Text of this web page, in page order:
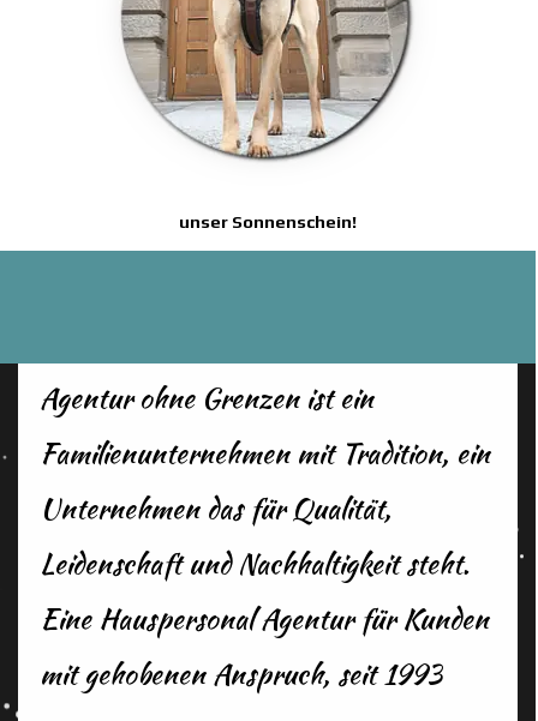
unser Sonnenschein!
Agentur ohne Grenzen ist ein
Familienunternehmen mit Tradition, ein
Unternehmen das für Qualität,
Leidenschaft und Nachhaltigkeit steht.
Eine Hauspersonal Agentur für Kunden
mit gehobenen Anspruch, seit 1993